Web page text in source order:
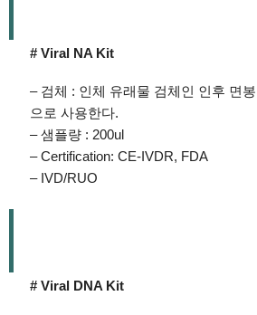
# Viral NA Kit
– 검체 : 인체 유래물 검체인 인후 면
으로 사용한다.
– 샘플량 : 200ul
– Certification: CE-IVDR, FDA
– IVD/RUO
# Viral DNA Kit